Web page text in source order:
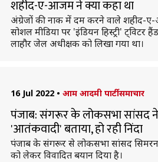
शहीद-ए-आजम ने क्या कहा था
अंग्रेजों की नाक में दम करने वाले शहीद-
सोशल मीडिया पर 'इंडियन हिस्ट्री' ट्विटर
लाहौर जेल अधीक्षक को लिखा गया था।
16 Jul 2022 • आम आदमी पार्टी समाचार
पंजाब: संगरूर के लोकसभा सांसद
'आतंकवादी' बताया, हो रही निंदा
पंजाब के संगरूर से लोकसभा सांसद
को लेकर विवादित बयान दिया है।